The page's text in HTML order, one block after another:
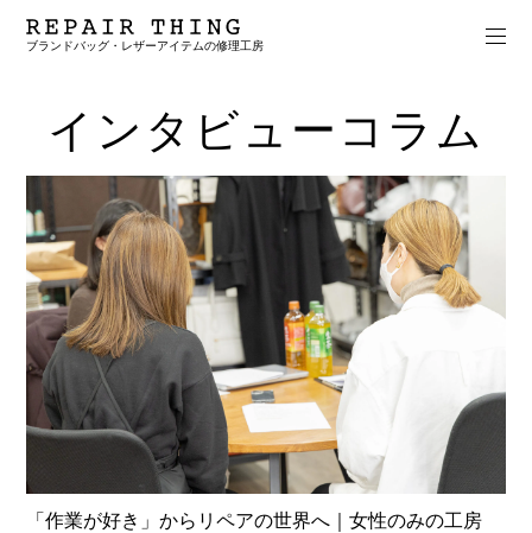
ブランドバッグ・レザーアイテムの修理工房
インタビューコラム
「作業が好き」からリペアの世界へ｜女性のみの工房